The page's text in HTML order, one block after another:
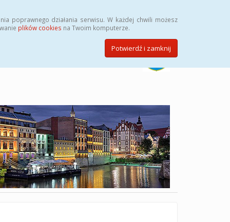
poprawnego działania serwisu. W każdej chwili możesz
plików cookies na Twoim komputerze.
Potwierdź i zamknij